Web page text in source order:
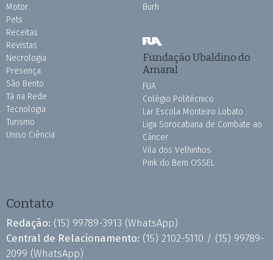
Motor
Pets
Receitas
Revistas
Necrologia
Presença
São Bento
Tá na Rede
Tecnologia
Turismo
Uniso Ciência
Burh
Fundação Ubaldino do
Amaral
FUA
Colégio Politécnico
Lar Escola Monteiro Lobato
Liga Sorocabana de Combate ao
Câncer
Vila dos Velhinhos
Pink do Bem OSSEL
Contato
Redação: (15) 99789-3913 (WhatsApp)
Central de Relacionamento: (15) 2102-5110 / (15) 99789-
2099 (WhatsApp)